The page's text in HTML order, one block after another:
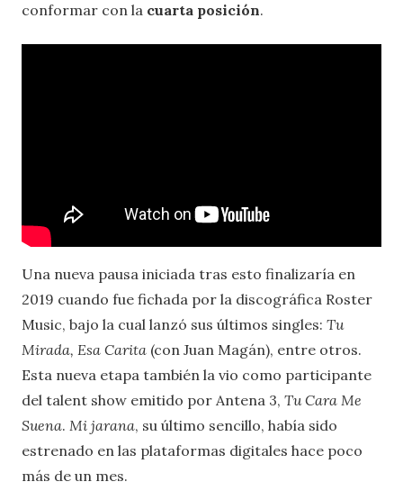
conformar con la cuarta posición.
Una nueva pausa iniciada tras esto finalizaría en
2019 cuando fue fichada por la discográfica Roster
Music, bajo la cual lanzó sus últimos singles: Tu
Mirada, Esa Carita (con Juan Magán), entre otros.
Esta nueva etapa también la vio como participante
del talent show emitido por Antena 3, Tu Cara Me
Suena. Mi jarana, su último sencillo, había sido
estrenado en las plataformas digitales hace poco
más de un mes.